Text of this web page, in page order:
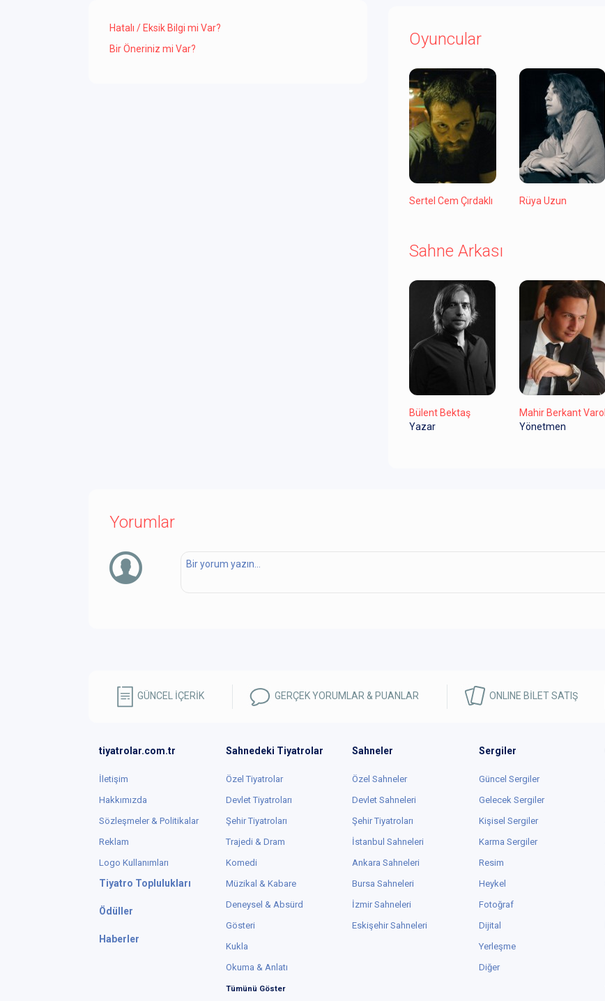
Hatalı / Eksik Bilgi mi Var?
Bir Öneriniz mi Var?
Oyuncular
Sertel Cem Çırdaklı Rüya Uzun
Sahne Arkası
Bülent Bektaş
Yazar
Mahir Berkant Varol
Yönetmen
Yorumlar
GÜNCEL İÇERİK GERÇEK YORUMLAR & PUANLAR ONLINE BİLET SATIŞ
tiyatrolar.com.tr
İletişim
Hakkımızda
Sözleşmeler & Politikalar
Reklam
Logo Kullanımları
Tiyatro Toplulukları
Ödüller
Haberler
Sahnedeki Tiyatrolar
Özel Tiyatrolar
Devlet Tiyatroları
Şehir Tiyatroları
Trajedi & Dram
Komedi
Müzikal & Kabare
Deneysel & Absürd
Gösteri
Kukla
Okuma & Anlatı
Tümünü Göster
Sahneler
Özel Sahneler
Devlet Sahneleri
Şehir Tiyatroları
İstanbul Sahneleri
Ankara Sahneleri
Bursa Sahneleri
İzmir Sahneleri
Eskişehir Sahneleri
Sergiler
Güncel Sergiler
Gelecek Sergiler
Kişisel Sergiler
Karma Sergiler
Resim
Heykel
Fotoğraf
Dijital
Yerleşme
Diğer